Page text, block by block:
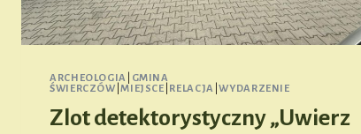
ARCHEOLOGIA
GMINA
ŚWIERCZÓW |MIEJSCE RELACJA |WYDARZENIE
Zlot detektorystyczny „Uwierz